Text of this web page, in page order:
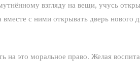
взгляду на вещи, учусь
с ними открывать дверь нового
на это моральное право. Желая